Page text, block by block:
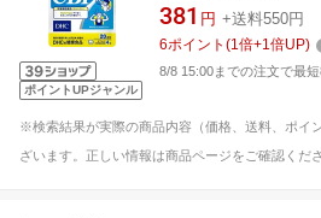
ポイントUPジャンル
381 円 +送料550円
6ポイント (1倍+1倍UP)
8/8 15:00までの注文で最
※検索結果が実際の商品内容（価格、送料、ポイ
ざいます。正しい情報は商品ページをご確認くださ